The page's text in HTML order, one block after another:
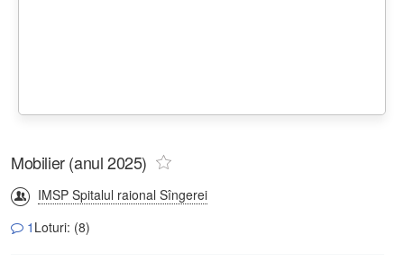
Mobilier (anul 2025)
IMSP Spitalul raional Sîngerei
1 Loturi: (8)